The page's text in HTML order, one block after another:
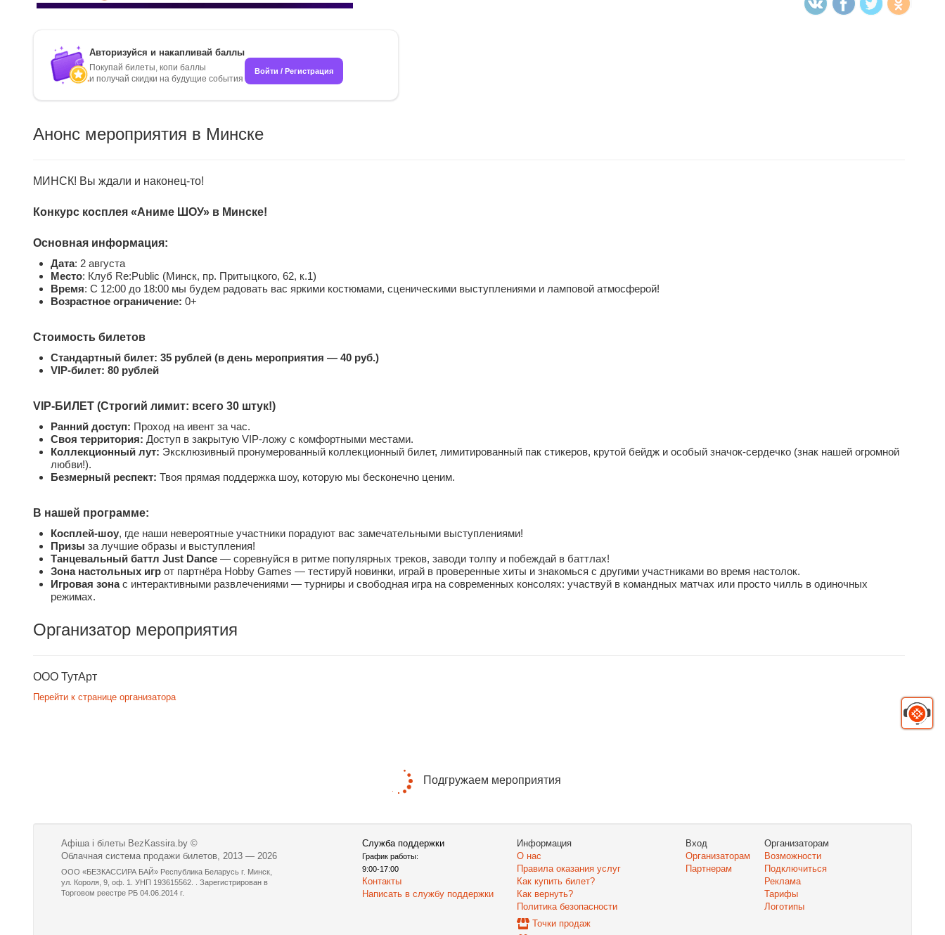
Авторизуйся и накапливай баллы
Покупай билеты, копи баллы
и получай скидки на будущие события
Войти / Регистрация
Анонс мероприятия в Минске
МИНСК! Вы ждали и наконец-то!
Конкурс косплея «Аниме ШОУ» в Минске!
Основная информация:
Дата: 2 августа
Место: Клуб Re:Public (Минск, пр. Притыцкого, 62, к.1)
Время: С 12:00 до 18:00 мы будем радовать вас яркими костюмами, сценическими выступлениями и ламповой атмосферой!
Возрастное ограничение: 0+
Стоимость билетов
Стандартный билет: 35 рублей (в день мероприятия — 40 руб.)
VIP-билет: 80 рублей
VIP-БИЛЕТ (Строгий лимит: всего 30 штук!)
Ранний доступ: Проход на ивент за час.
Своя территория: Доступ в закрытую VIP-ложу с комфортными местами.
Коллекционный лут: Эксклюзивный пронумерованный коллекционный билет, лимитированный пак стикеров, крутой бейдж и особый значок-сердечко (знак нашей огромной
любви!).
Безмерный респект: Твоя прямая поддержка шоу, которую мы бесконечно ценим.
В нашей программе:
Косплей-шоу, где наши невероятные участники порадуют вас замечательными выступлениями!
Призы за лучшие образы и выступления!
Танцевальный баттл Just Dance — соревнуйся в ритме популярных треков, заводи толпу и побеждай в баттлах!
Зона настольных игр от партнёра Hobby Games — тестируй новинки, играй в проверенные хиты и знакомься с другими участниками во время настолок.
Игровая зонас интерактивными развлечениями — турниры и свободная игра на современных консолях: участвуй в командных матчах или просто чилль в одиночных
режимах.
Организатор мероприятия
ООО ТутАрт
Перейти к странице организатора
Подгружаем мероприятия
Афіша і білеты BezKassira.by ©
Облачная система продажи билетов, 2013 — 2026
ООО «БЕЗКАССИРА БАЙ» Республика Беларусь г. Минск,
ул. Короля, 9, оф. 1. УНП 193615562. . Зарегистрирован в
Торговом реестре РБ 04.06.2014 г.
Служба поддержки
График работы:
9:00-17:00
Контакты
Написать в службу поддержки
Информация
О нас
Правила оказания услуг
Как купить билет?
Как вернуть?
Политика безопасности
Точки продаж
Вход
Организаторам
Партнерам
Организаторам
Возможности
Подключиться
Реклама
Тарифы
Логотипы